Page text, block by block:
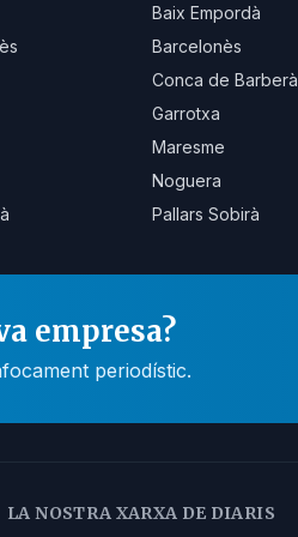
Baix Empordà
Barcelonès
Conca de Barberà
Garrotxa
Maresme
Noguera
Pallars Sobirà
empresa?
periodístic.
LA NOSTRA XARXA DE DIARIS